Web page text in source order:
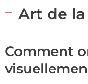
Art de
Comment